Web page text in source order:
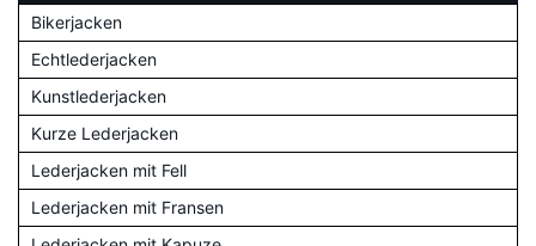
Bikerjacken
Echtlederjacken
Kunstlederjacken
Kurze Lederjacken
Lederjacken mit Fell
Lederjacken mit Fransen